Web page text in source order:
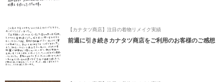
【カナタツ商店】注目の着物リメイク実績
前週に引き続きカナタツ商店をご利用のお客様のご感想